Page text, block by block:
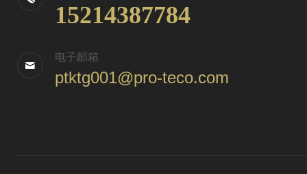
15214387784
电子邮箱
ptktg001@pro-teco.com